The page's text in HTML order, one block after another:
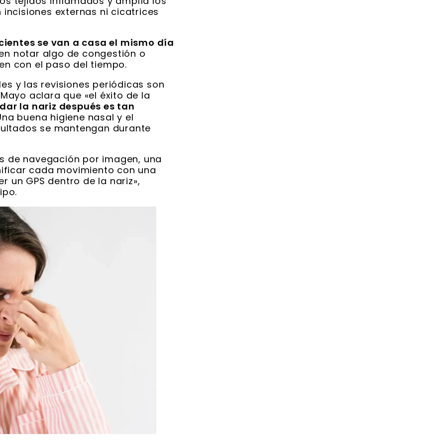
externas ni cicatrices
se van a casa el mismo día
notar algo de congestión o
con el paso del tiempo.
y las revisiones periódicas son
aclara que «el éxito de la
la nariz después es tan
buena higiene nasal y el
se mantengan durante
de navegación por imagen, una
cada movimiento con una
un GPS dentro de la nariz»,